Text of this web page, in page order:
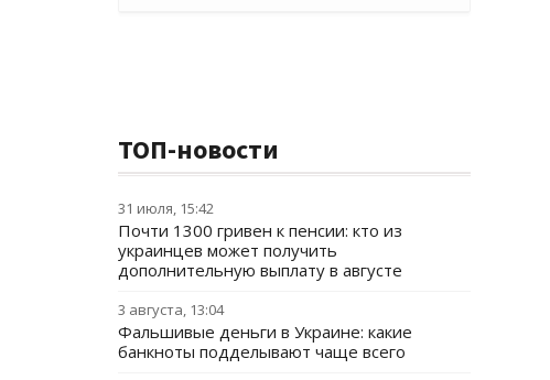
ТОП-новости
31 июля, 15:42
Почти 1300 гривен к пенсии: кто из
украинцев может получить
дополнительную выплату в августе
3 августа, 13:04
Фальшивые деньги в Украине: какие
банкноты подделывают чаще всего